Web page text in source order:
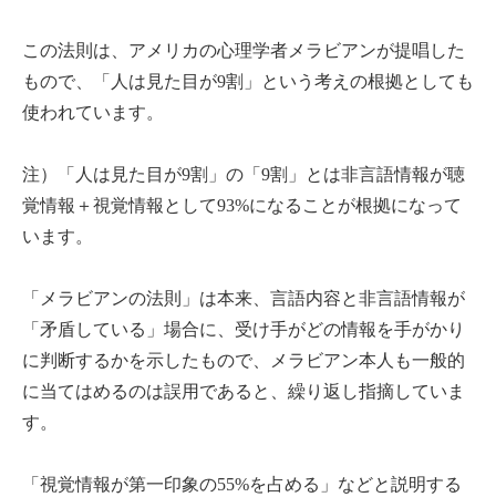
この法則は、アメリカの心理学者メラビアンが提唱した
もので、「人は見た目が9割」という考えの根拠としても
使われています。
注）「人は見た目が9割」の「9割」とは非言語情報が聴
覚情報＋視覚情報として93%になることが根拠になって
います。
「メラビアンの法則」は本来、言語内容と非言語情報が
「矛盾している」場合に、受け手がどの情報を手がかり
に判断するかを示したもので、メラビアン本人も一般的
に当てはめるのは誤用であると、繰り返し指摘していま
す。
「視覚情報が第一印象の55%を占める」などと説明する